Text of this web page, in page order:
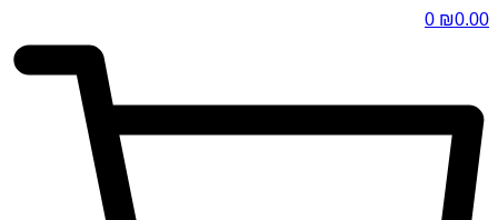
₪0.00
0